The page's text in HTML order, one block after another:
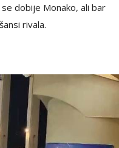
dobije Monako, ali bar
rivala.